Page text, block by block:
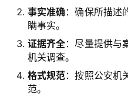
A
干
事实准确 ：确保所描述
瞒事实。
证据齐全：尽量提供与
机关调查。
格式规范：按照公安机
范。